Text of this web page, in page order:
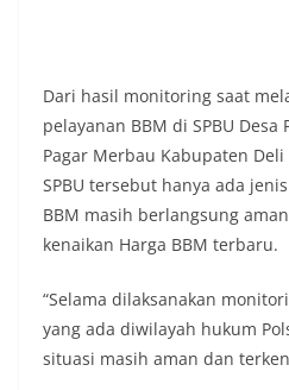
keadaan bersih, tidak
dikibarkan sebagai
negara.‎‎‎Selain
bendera, kegiatan
dimanfaatkan sebagai
warning) guna
keamanan dan
Melalui interaksi
Bhabinkamtibmas
awal terkait situasi
maupun hal-hal yang
Dari hasil monitoring saat
pelayanan BBM di SPBU
Pagar Merbau Kabupaten
SPBU tersebut hanya ada
BBM masih berlangsung
kenaikan Harga BBM terbaru.
“Selama dilaksanakan
yang ada diwilayah hukum
situasi masih aman dan